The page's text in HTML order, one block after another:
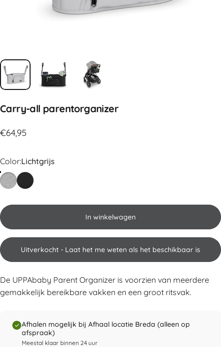
Carry-all parentorganizer
€64,95
Color
Color:Lichtgrijs
Lichtgrijs
Zwart
In winkelwagen
Uitverkocht - Laat het me weten als het beschikbaar is
De UPPAbaby Parent Organizer is voorzien van meerdere
gemakkelijk bereikbare vakken en een groot ritsvak.
Afhalen mogelijk bij Afhaal locatie Breda (alleen op
afspraak)
Meestal klaar binnen 24 uur